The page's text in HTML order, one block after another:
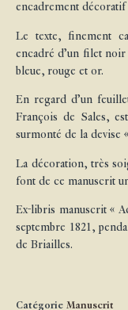
encadrement
Le texte, finement
encadré d’un filet noir
bleue, rouge et or.
En regard d’un
François de Sales,
surmonté de la devise
La décoration, très
font de ce manuscrit
Ex-libris manuscrit «
septembre 1821,
de Briailles.
Catégorie Manuscrit